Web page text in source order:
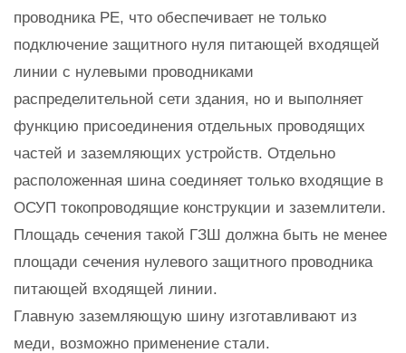
проводника РЕ, что обеспечивает не только
подключение защитного нуля питающей входящей
линии с нулевыми проводниками
распределительной сети здания, но и выполняет
функцию присоединения отдельных проводящих
частей и заземляющих устройств. Отдельно
расположенная шина соединяет только входящие в
ОСУП токопроводящие конструкции и заземлители.
Площадь сечения такой ГЗШ должна быть не менее
площади сечения нулевого защитного проводника
питающей входящей линии.
Главную заземляющую шину изготавливают из
меди, возможно применение стали.